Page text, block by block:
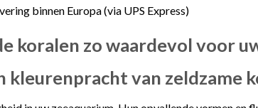
binnen Europa (via UPS Express)
koralen zo waardevol voor
kleurenpracht van zeldzame